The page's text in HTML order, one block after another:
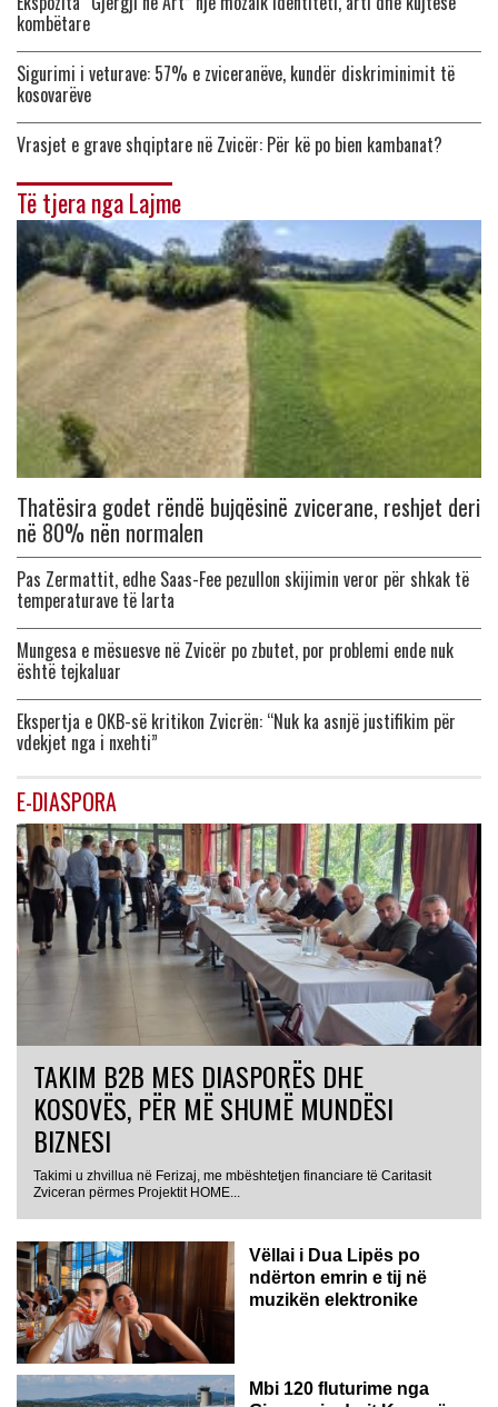
kombëtare
Sigurimi i veturave: 57% e zviceranëve, kundër diskriminimit të
kosovarëve
Vrasjet e grave shqiptare në Zvicër: Për kë po bien kambanat?
Të tjera nga Lajme
Thatësira godet rëndë bujqësinë zvicerane, reshjet deri
në 80% nën normalen
Pas Zermattit, edhe Saas-Fee pezullon skijimin veror për shkak të
temperaturave të larta
Mungesa e mësuesve në Zvicër po zbutet, por problemi ende nuk
është tejkaluar
Ekspertja e OKB-së kritikon Zvicrën: “Nuk ka asnjë justifikim për
vdekjet nga i nxehti”
E-DIASPORA
TAKIM B2B MES DIASPORËS DHE
KOSOVËS, PËR MË SHUMË MUNDËSI
BIZNESI
Takimi u zhvillua në Ferizaj, me mbështetjen financiare të Caritasit
Zviceran përmes Projektit HOME...
Vëllai i Dua Lipës po
ndërton emrin e tij në
muzikën elektronike
GJERMANI
Mbi 120 fluturime nga